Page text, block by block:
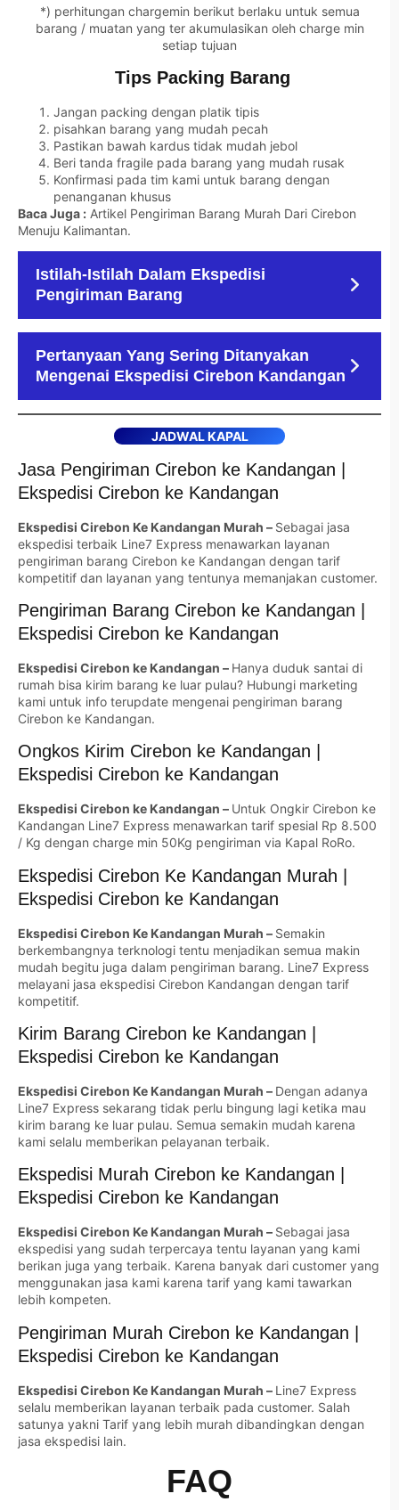
*) perhitungan chargemin berikut berlaku untuk semua
barang / muatan yang ter akumulasikan oleh charge min
setiap tujuan
Tips Packing Barang
Jangan packing dengan platik tipis
pisahkan barang yang mudah pecah
Pastikan bawah kardus tidak mudah jebol
Beri tanda fragile pada barang yang mudah rusak
Konfirmasi pada tim kami untuk barang dengan
penanganan khusus
Baca Juga : Artikel Pengiriman Barang Murah Dari Cirebon
Menuju Kalimantan.
Istilah-Istilah Dalam Ekspedisi
Pengiriman Barang
Pertanyaan Yang Sering Ditanyakan
Mengenai Ekspedisi Cirebon Kandangan
JADWAL KAPAL
Jasa Pengiriman Cirebon ke Kandangan |
Ekspedisi Cirebon ke Kandangan
Ekspedisi Cirebon Ke Kandangan Murah – Sebagai jasa
ekspedisi terbaik Line7 Express menawarkan layanan
pengiriman barang Cirebon ke Kandangan dengan tarif
kompetitif dan layanan yang tentunya memanjakan customer.
Pengiriman Barang Cirebon ke Kandangan |
Ekspedisi Cirebon ke Kandangan
Ekspedisi Cirebon ke Kandangan – Hanya duduk santai di
rumah bisa kirim barang ke luar pulau? Hubungi marketing
kami untuk info terupdate mengenai pengiriman barang
Cirebon ke Kandangan.
Ongkos Kirim Cirebon ke Kandangan |
Ekspedisi Cirebon ke Kandangan
Ekspedisi Cirebon ke Kandangan – Untuk Ongkir Cirebon ke
Kandangan Line7 Express menawarkan tarif spesial Rp 8.500
/ Kg dengan charge min 50Kg pengiriman via Kapal RoRo.
Ekspedisi Cirebon Ke Kandangan Murah |
Ekspedisi Cirebon ke Kandangan
Ekspedisi Cirebon Ke Kandangan Murah – Semakin
berkembangnya terknologi tentu menjadikan semua makin
mudah begitu juga dalam pengiriman barang. Line7 Express
melayani jasa ekspedisi Cirebon Kandangan dengan tarif
kompetitif.
Kirim Barang Cirebon ke Kandangan |
Ekspedisi Cirebon ke Kandangan
Ekspedisi Cirebon Ke Kandangan Murah – Dengan adanya
Line7 Express sekarang tidak perlu bingung lagi ketika mau
kirim barang ke luar pulau. Semua semakin mudah karena
kami selalu memberikan pelayanan terbaik.
Ekspedisi Murah Cirebon ke Kandangan |
Ekspedisi Cirebon ke Kandangan
Ekspedisi Cirebon Ke Kandangan Murah – Sebagai jasa
ekspedisi yang sudah terpercaya tentu layanan yang kami
berikan juga yang terbaik. Karena banyak dari customer yang
menggunakan jasa kami karena tarif yang kami tawarkan
lebih kompeten.
Pengiriman Murah Cirebon ke Kandangan |
Ekspedisi Cirebon ke Kandangan
Ekspedisi Cirebon Ke Kandangan Murah – Line7 Express
selalu memberikan layanan terbaik pada customer. Salah
satunya yakni Tarif yang lebih murah dibandingkan dengan
jasa ekspedisi lain.
FAQ